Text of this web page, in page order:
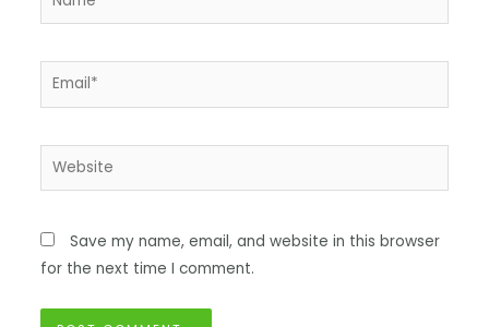
Save my name, email, and website in this browser
for the next time I comment.